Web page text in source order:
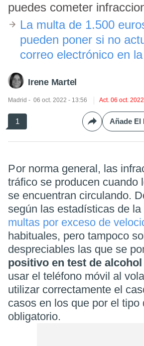
puedes cometer
​La multa de 1.500
pueden poner si no
correo electrónico en
Irene Martel
Madrid 06 oct. 2022 - 13:56 Act. 06 oct.
1 Compartir
Añade El
Por norma general, las infracciones de
tráfico se producen cuando
se encuentran circulando.
según las estadísticas de la
multas por exceso de
habituales, pero tampoco
despreciables las que se
positivo en test de
usar el teléfono móvil al
utilizar correctamente el
casos en los que por el tipo
obligatorio.